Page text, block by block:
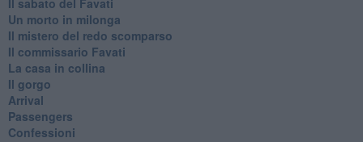
Un morto in milonga
Il mistero del redo scomparso
Il commissario Favati
La casa in collina
Il gorgo
Arrival
Passengers
Confessioni